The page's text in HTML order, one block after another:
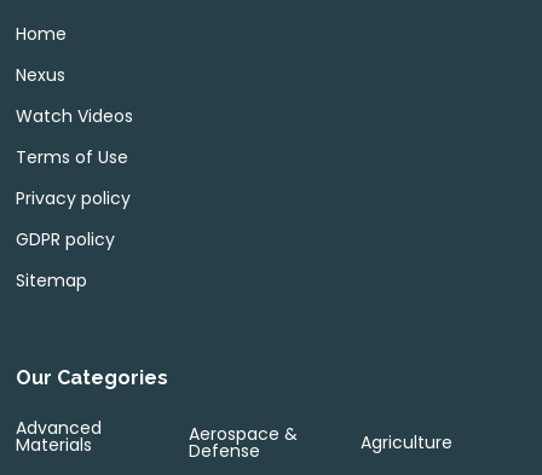
Home
Nexus
Watch Videos
Terms of Use
Privacy policy
GDPR policy
Sitemap
Our Categories
Advanced
Materials Aerospace &
Defense Agriculture